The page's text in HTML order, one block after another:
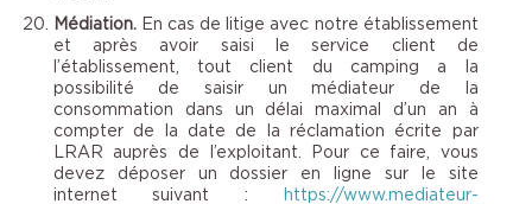
Médiation. En cas de litige avec notre établissement
et après avoir saisi le service client de
l’établissement, tout client du camping a la
possibilité de saisir un médiateur de la
consommation dans un délai maximal d’un an à
compter de la date de la réclamation écrite par
LRAR auprès de l’exploitant. Pour ce faire, vous
devez déposer un dossier en ligne sur le site
internet suivant : https://www.mediateur-